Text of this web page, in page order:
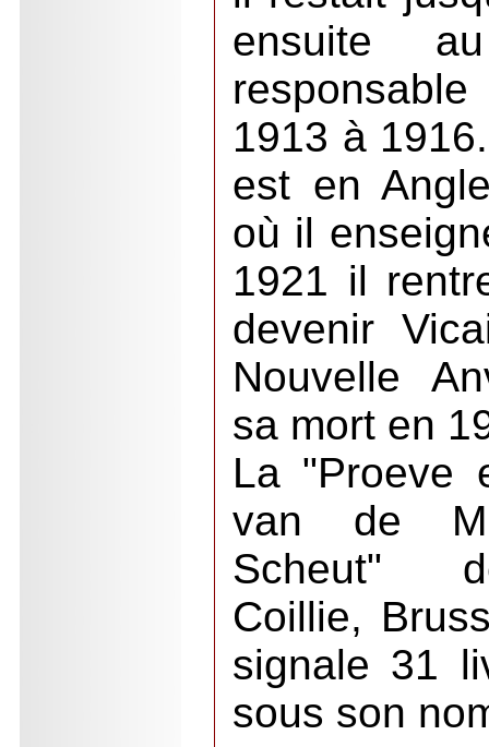
ensuite
1913 à
est en
où il
1921 il
devenir
Nouvelle
sa mort en
La "Proeve
van de
Scheut"
Coillie,
signale 31
sous son